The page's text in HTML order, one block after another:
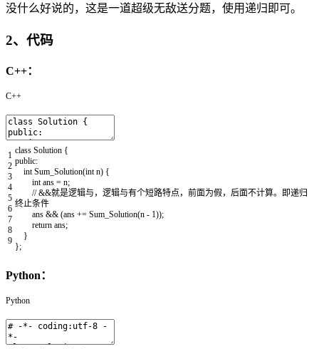
没什么好说的，这是一道超级无敌送分题，使用递归即可。
2、代码
C++：
C++
1
2
3
4
5
6
7
8
9
class Solution {
public:
int Sum_Solution(int n) {
int ans = n;
// &&就是逻辑与，逻辑与有个短路特点，前面为假，后面不计算。即递归
终止条件
ans && (ans += Sum_Solution(n - 1));
return ans;
}
};
Python：
Python